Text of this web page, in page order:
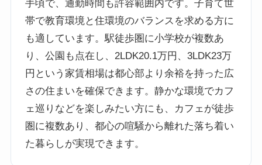
手頃で、通勤時間も許容範囲内です。子育て世
帯で教育環境と住環境のバランスを求める方に
も適しています。駅徒歩圏に小学校が複数あ
り、公園も点在し、2LDK20.1万円、3LDK23万
円という家賃相場は都心部より余裕を持った広
さの住まいを確保できます。静かな環境でカフ
ェ巡りなどを楽しみたい方にも、カフェが徒歩
圏に複数あり、都心の喧騒から離れた落ち着い
た暮らしが実現できます。